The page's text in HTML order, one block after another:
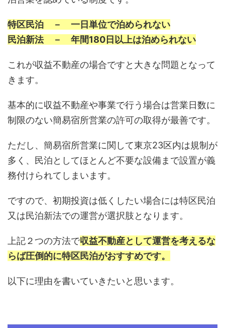
特区民泊 － 一日単位で泊められない
民泊新法 － 年間180日以上は泊められない
これが収益不動産の場合ですと大きな問題となって
きます。
基本的に収益不動産や事業で行う場合は営業日数に
制限のない簡易宿所営業の許可の取得が最善です。
ただし、簡易宿所営業に関して東京23区内は規制が
多く、民泊としてほとんど不要な設備まで設置が義
務付けられてしまいます。
ですので、初期投資は低くしたい場合には特区民泊
又は民泊新法での運営が選択肢となります。
上記２つの方法で収益不動産として運営を考えるな
らば圧倒的に特区民泊がおすすめです。
以下に理由を書いていきたいと思います。